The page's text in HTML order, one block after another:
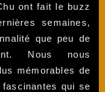
ont fait le buzz
semaines,
que peu de
Nous nous
mémorables de
qui se